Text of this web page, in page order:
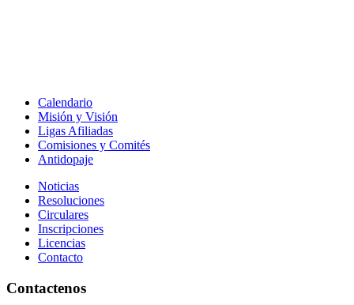
Calendario
Misión y Visión
Ligas Afiliadas
Comisiones y Comités
Antidopaje
Noticias
Resoluciones
Circulares
Inscripciones
Licencias
Contacto
Contactenos